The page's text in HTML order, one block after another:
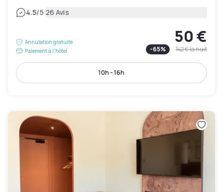
4.5/5|26 Avis
Annulation gratuite
Paiement à l'hôtel
50 €
-65% 142 €la nuit
10h - 16h